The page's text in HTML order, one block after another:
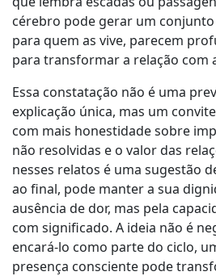
cérebro pode gerar um
para quem as vive, parecem
para transformar a relação com
Essa constatação não é uma
explicação única, mas um
com mais honestidade sobre
não resolvidas e o valor das
nesses relatos é uma sugestão
ao final, pode manter a sua
ausência de dor, mas pela
com significado. A ideia não é
encará-lo como parte do ciclo,
presença consciente pode